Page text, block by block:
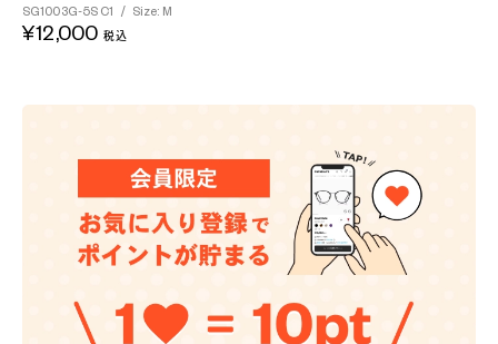
SG1003G-5S C1 / Size: M
¥12,000 税込